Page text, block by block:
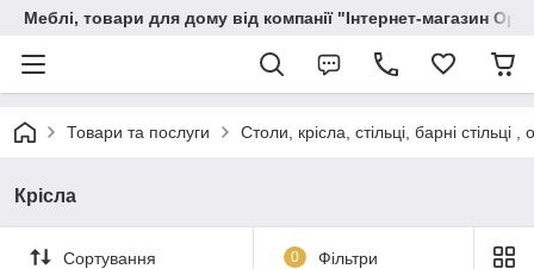
Меблі, товари для дому від компанії "Інтернет-магазин
Товари та послуги Столи, крісла, стільці, барні стільці ,
Крісла
Сортування 0 Фільтри